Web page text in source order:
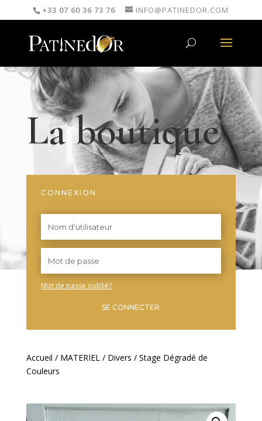
+33 07 60 36 73 76 INFO@PATINEDOR.COM
La boutique
CONNEXION
Mot de passe oublié?
SE CONNECTER
Accueil / MATERIEL/ Divers / Stage Dégradé de
Couleurs